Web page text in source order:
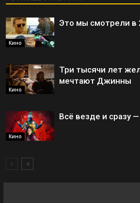
Кино
Это мы смотрели в
Кино
Три тысячи лет
мечтают Джинны
Кино
Всё везде и сразу